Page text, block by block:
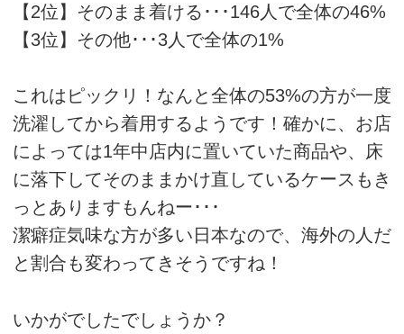
【2位】そのまま着ける･･･146人で全体の46%
【3位】その他･･･3人で全体の1%
これはピックリ！なんと全体の53%の方が一度
洗濯してから着用するようです！確かに、お店
によっては1年中店内に置いていた商品や、床
に落下してそのままかけ直しているケースもき
っとありますもんねー･･･
潔癖症気味な方が多い日本なので、海外の人だ
と割合も変わってきそうですね！
いかがでしたでしょうか？